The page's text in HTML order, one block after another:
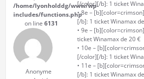
/home/lyonholddg/www/wp-
includes/functions.php
on line 6131
Anonyme
[/color][/b]: 1 ticket
• 8e –
[/b]: 1 ticket Winamax
• 9e –
ticket Winamax de 20 €
• 10e –
[/color][/b]: 1 ticket
• 11e –
[/b]: 1 ticket Winamax